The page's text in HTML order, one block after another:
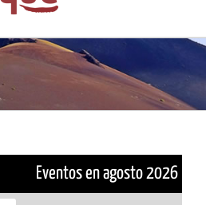
Eventos en agosto 2026